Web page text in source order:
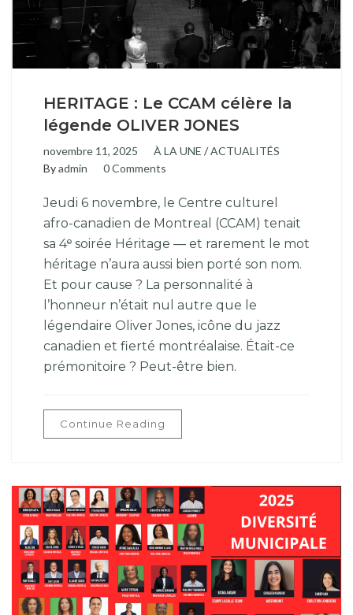
HERITAGE : Le CCAM célère la
légende OLIVER JONES
novembre 11, 2025 À LA UNE /ACTUALITÉS
Byadmin 0 Comments
Jeudi 6 novembre, le Centre culturel
afro-canadien de Montreal (CCAM) tenait
sa 4ᵉ soirée Héritage — et rarement le mot
héritage n’aura aussi bien porté son nom.
Et pour cause ? La personnalité à
l’honneur n’était nul autre que le
légendaire Oliver Jones, icône du jazz
canadien et fierté montréalaise. Était-ce
prémonitoire ? Peut-être bien.
Continue Reading